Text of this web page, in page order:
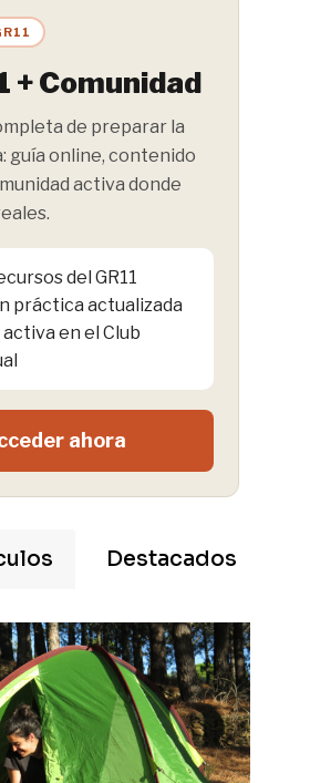
+ Comunidad
de preparar la
guía online, contenido
activa donde
del GR11
práctica actualizada
en el Club
ahora
Destacados